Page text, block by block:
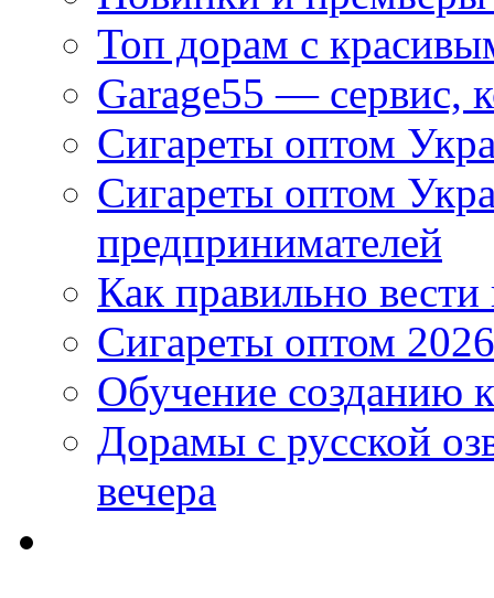
Топ дорам с
Garage55 — сервис,
Сигареты оптом
Сигареты оптом
предпринимателей
Как правильно
Сигареты оптом
Обучение созданию
Дорамы с русской
вечера